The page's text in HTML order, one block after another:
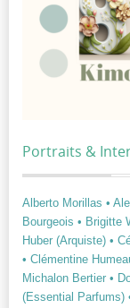
Portraits &
Alberto Morillas •
Bourgeois • Brigitte
Huber (Arquiste) •
• Clémentine
Michalon Bertier •
(Essential Parfums)